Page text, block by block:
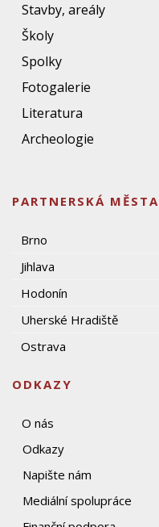
Stavby, areály
Školy
Spolky
Fotogalerie
Literatura
Archeologie
PARTNERSKÁ MĚSTA
Brno
Jihlava
Hodonín
Uherské Hradiště
Ostrava
ODKAZY
O nás
Odkazy
Napište nám
Mediální spolupráce